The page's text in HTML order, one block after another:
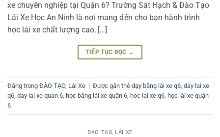
xe chuyên nghiệp tại Quận 6? Trường Sát Hạch & Đào Tạo
Lái Xe Học An Ninh là nơi mang đến cho bạn hành trình
học lái xe chất lượng cao, […]
TIẾP TỤC ĐỌC →
Đăng trong ĐÀO TẠO, Lái Xe | Được gắn thẻ dạy bằng lái xe q6 day lai xe
q6 day lai xe quan 6 học bằng lái xe quận 6 hoc lai xe q6 học lái xe quận
6
ĐÀO TẠO, LÁI XE